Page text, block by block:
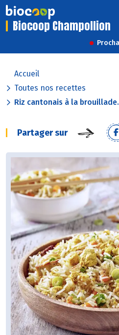
Biocoop Champollion
Accueil
Toutes nos recettes
Riz cantonais à la
Partager sur